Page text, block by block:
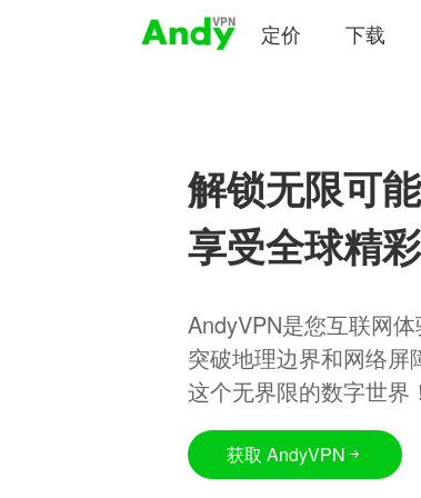
定价 下载
解锁无限可能
享受全球精彩
AndyVPN是您互联网
突破地理边界和网络屏
这个无界限的数字世界！
获取 AndyVPN